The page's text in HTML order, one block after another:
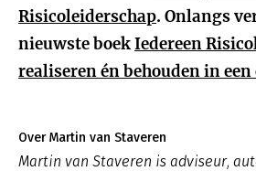
Risicoleiderschap. Onlangs
nieuwste boekIedereen
realiseren én behouden in
Over Martin van Staveren
Martin van Staveren is adviseur,